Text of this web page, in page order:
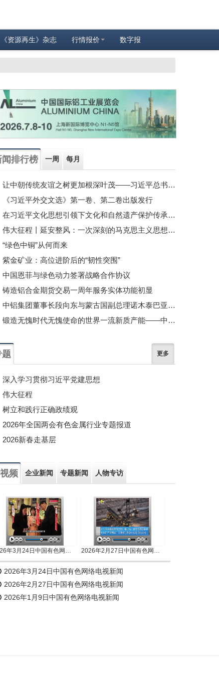
《资源再生》杂志 行情报价 数字报
闻排行榜 一周 每月
让中朝传统友谊之树更加根深叶茂——习近平总书记对朝鲜进行国事访问纪实
《习近平外交文选》第一卷、第二卷出版发行
在习近平文化思想引领下文化和自然遗产保护传承利用工作开创新局面
伟大征程丨延安整风：一次深刻的马克思主义思想教育运动
“绿色中铜”从何而来
紫金矿业：高位进阶后的“韧性突围”
中国恩菲与绿色动力签署战略合作协议
铸造铝合金期货交易一周年服务实体功能初显
中铝集团董事长段向东与蒙古国副总理诺木泰巴亚尔举行会谈
锻造无愧时代无愧使命的世界一流新质产能——中国有色金属工业的战略应对与破局之道（二）
题 更多
深入学习贯彻习近平党建思想
伟大征程
树立和践行正确政绩观
2026年全国两会有色金属行业专题报道
2026新春走基层
视频 企业新闻 专题新闻 人物专访
2026年3月24日中国有色网络电视新闻 2026年2月27日中国有色网络电视新闻
2026年3月24日中国有色网络电视新闻
2026年2月27日中国有色网络电视新闻
2026年1月9日中国有色网络电视新闻